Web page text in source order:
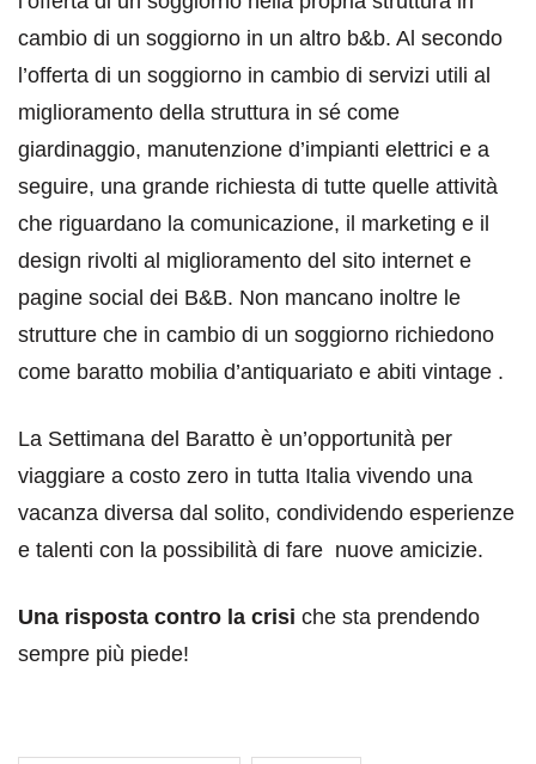
cambio di un soggiorno in un altro b&b. Al secondo
l’offerta di un soggiorno in cambio di servizi utili al
miglioramento della struttura in sé come
giardinaggio, manutenzione d’impianti elettrici e a
seguire, una grande richiesta di tutte quelle attività
che riguardano la comunicazione, il marketing e il
design rivolti al miglioramento del sito internet e
pagine social dei B&B. Non mancano inoltre le
strutture che in cambio di un soggiorno richiedono
come baratto mobilia d’antiquariato e abiti vintage .
La Settimana del Baratto è un’opportunità per
viaggiare a costo zero in tutta Italia vivendo una
vacanza diversa dal solito, condividendo esperienze
e talenti con la possibilità di fare nuove amicizie.
Una risposta contro la crisi che sta prendendo
sempre più piede!